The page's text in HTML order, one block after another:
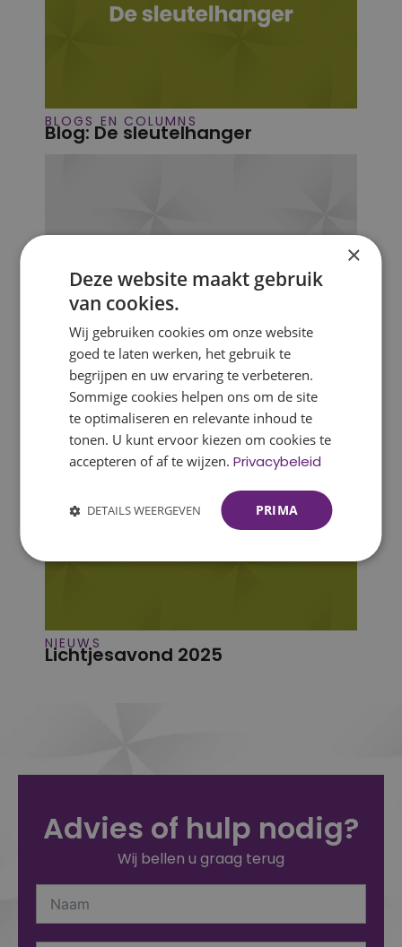
BLOGS EN COLUMNS
Blog: De sleutelhanger
BLOGS EN COLUMNS
Blog: Lichtjesavond
NIEUWS
Lichtjesavond 2025
Advies of hulp nodig?
Wij bellen u graag terug
×
Deze website maakt gebruik
van cookies.
Wij gebruiken cookies om onze website
goed te laten werken, het gebruik te
begrijpen en uw ervaring te verbeteren.
Sommige cookies helpen ons om de site
te optimaliseren en relevante inhoud te
tonen. U kunt ervoor kiezen om cookies te
accepteren of af te wijzen.Privacybeleid
PRIMA
DETAILS WEERGEVEN